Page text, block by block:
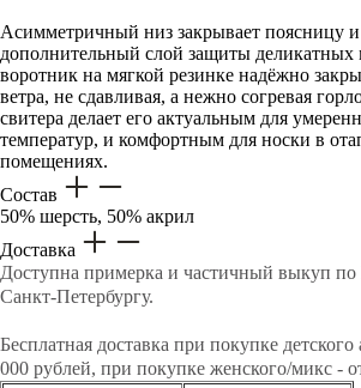
Асимметричный низ закрывает поясницу и
дополнительный слой защиты деликатных
воротник на мягкой резинке надёжно
ветра, не сдавливая, а нежно согревая
свитера делает его актуальным для
температур, и комфортным для носки в
помещениях.
Состав
50% шерсть, 50% акрил
Доставка
Доступна примерка и частичный выкуп
Санкт-Петербургу.
Бесплатная доставка при покупке детского
000 рублей, при покупке женского/микс -